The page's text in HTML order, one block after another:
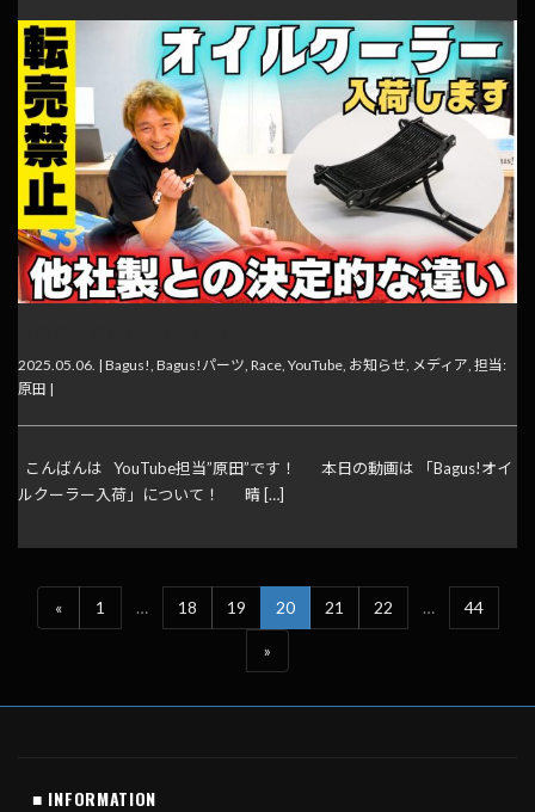
2025.05.06. | Bagus! Bagus!パーツ Race YouTube お知らせ メディア 担当:
原田 |
こんばんは YouTube担当”原田”です！ 本日の動画は 「Bagus!オイ
ルクーラー入荷」について！ 晴 […]
« 1 … 18 19 20 21 22 … 44
»
■ INFORMATION